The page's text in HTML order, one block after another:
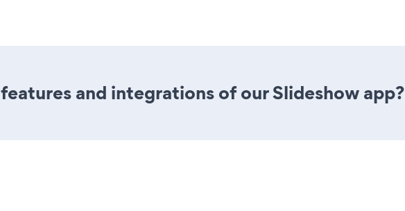
and integrations of our Slideshow app?